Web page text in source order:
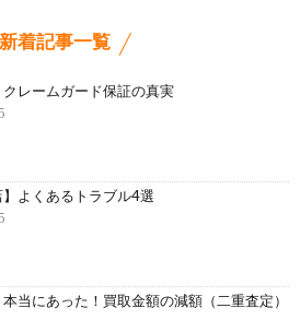
新着記事一覧
クレームガード保証の真実
】よくあるトラブル4選
本当にあった！買取金額の減額（二重査定）